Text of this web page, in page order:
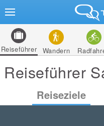
Reiseführer Wandern
Reiseführer
Reiseziele